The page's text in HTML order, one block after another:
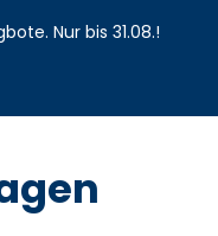
Nur bis 31.08.!